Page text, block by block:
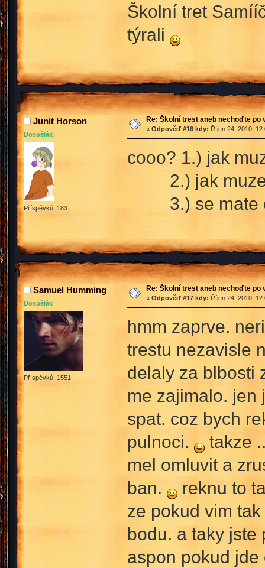
Školní tret
týrali
Junit Horson
Dospělák
Příspěvků: 183
Re: Školní trest aneb nechoďte po
« Odpověď #16 kdy: Říjen 24, 2010,
cooo? 1.) jak
2.) jak muzete
3.) se mate
Samuel Humming
Dospělák
Příspěvků: 1551
Re: Školní trest aneb nechoďte po
« Odpověď #17 kdy: Říjen 24, 2010,
hmm zaprve.
trestu nezavisle
delaly za blbosti
me zajimalo. jen
spat. coz bych
pulnoci.
takze
mel omluvit a
ban.
reknu to
ze pokud vim
bodu. a taky jste
aspon pokud jde